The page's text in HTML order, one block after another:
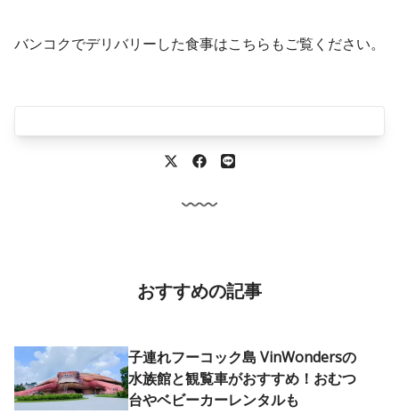
バンコクでデリバリーした食事はこちらもご覧ください。
おすすめの記事
子連れフーコック島 VinWondersの
水族館と観覧車がおすすめ！おむつ
台やベビーカーレンタルも